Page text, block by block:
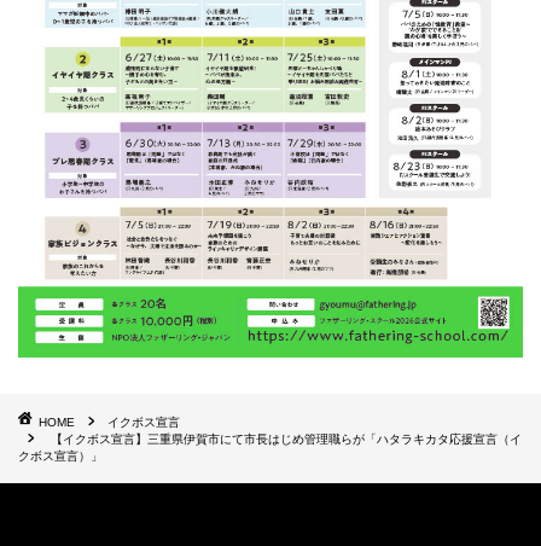
HOME
イクボス宣言
【イクボス宣言】三重県伊賀市にて市長はじめ管理職らが「ハタラキカタ応援宣言（イ
クボス宣言）」